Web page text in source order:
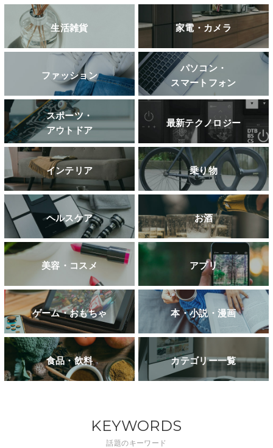
生活雑貨 家電・カメラ
ファッション
パソコン・
スマートフォン
スポーツ・
アウトドア
最新テクノロジー
インテリア 乗り物
ヘルスケア お酒
美容・コスメ アプリ
ゲーム・おもちゃ 本・小説・漫画
食品・飲料 カテゴリー一覧
KEYWORDS
話題のキーワード